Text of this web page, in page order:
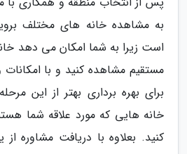
به مشاهده خانه های مختلف
است زیرا به شما امکان می دهد
مستقیم مشاهده کنید و با
برای بهره برداری بهتر از این
خانه هایی که مورد علاقه شما
کنید. بعلاوه با دریافت مشاوره